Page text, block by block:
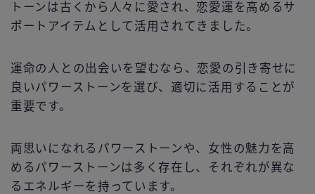
トーンは古くから人々に愛され、恋愛運を高めるサ
ポートアイテムとして活用されてきました。
運命の人との出会いを望むなら、恋愛の引き寄せに
良いパワーストーンを選び、適切に活用することが
重要です。
両思いになれるパワーストーンや、女性の魅力を高
めるパワーストーンは多く存在し、それぞれが異な
るエネルギーを持っています。